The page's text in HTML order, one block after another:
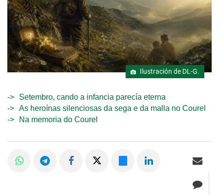
Ilustración de DL-G.
Setembro, cando a infancia parecía eterna
As heroínas silenciosas da sega e da malla no Courel
Na memoria do Courel